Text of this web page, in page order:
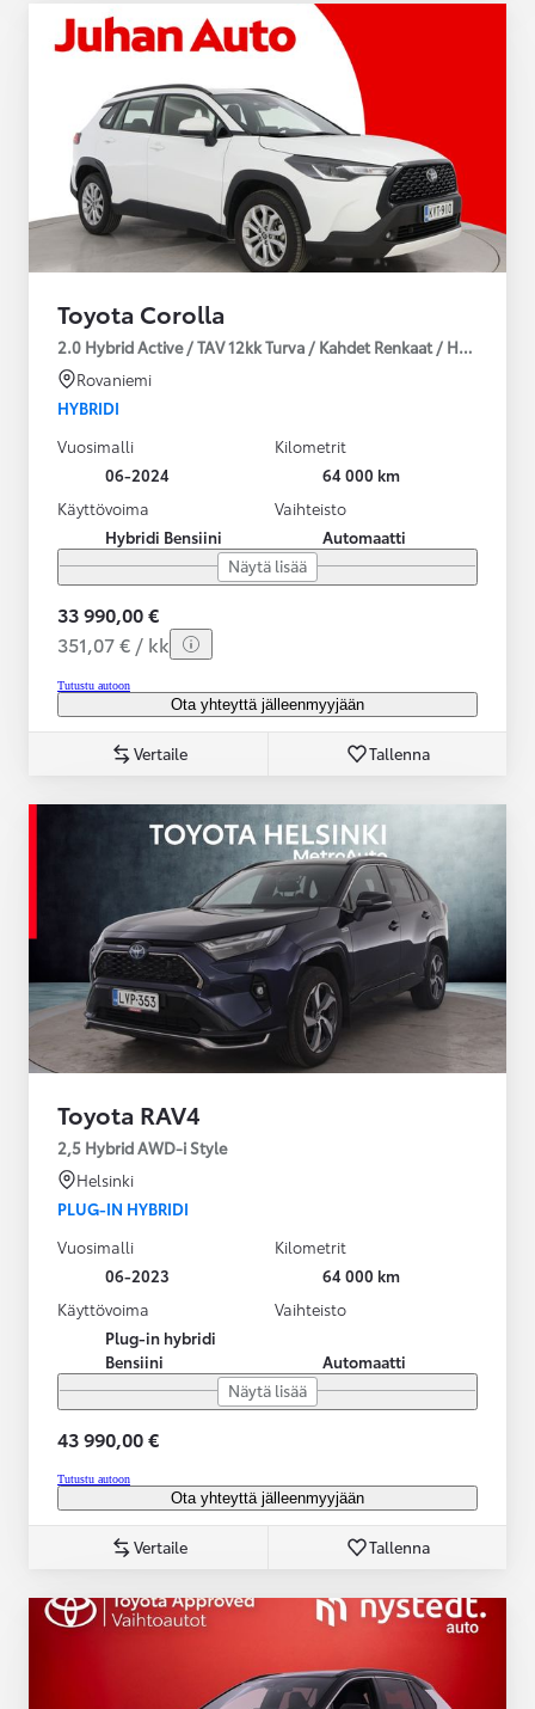
Toyota Corolla
2.0 Hybrid Active / TAV 12kk Turva / Kahdet Renkaat /
Rovaniemi
HYBRIDI
Vuosimalli
06-2024
Kilometrit
64 000 km
Käyttövoima
Hybridi Bensiini
Vaihteisto
Automaatti
Näytä lisää
33 990,00 €
351,07 € / kk
Tutustu autoon
Ota yhteyttä jälleenmyyjään
Vertaile Tallenna
Toyota RAV4
2,5 Hybrid AWD-i Style
Helsinki
PLUG-IN HYBRIDI
Vuosimalli
06-2023
Kilometrit
64 000 km
Käyttövoima
Plug-in hybridi
Bensiini
Vaihteisto
Automaatti
Näytä lisää
43 990,00 €
Tutustu autoon
Ota yhteyttä jälleenmyyjään
Vertaile Tallenna